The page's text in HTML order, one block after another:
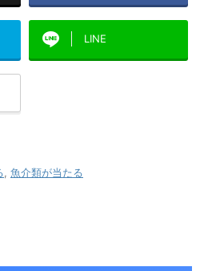
LINE
魚介類が当たる